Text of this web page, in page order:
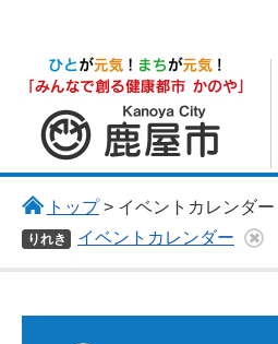
鹿屋市
トップ> イベントカレンダー
りれき イベントカレンダー